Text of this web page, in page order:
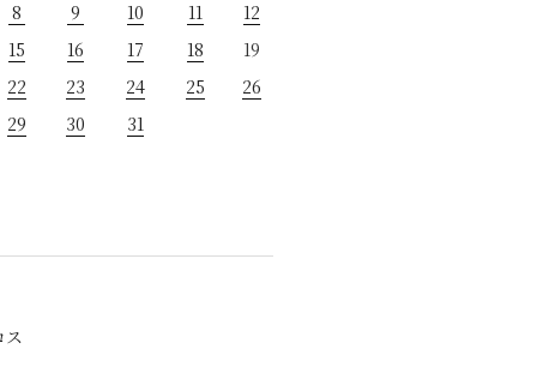
8 9 10 11
12
15 16 17 18
19
22 23 24 25
26
29 30
31
ス